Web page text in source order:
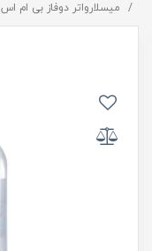
ميسلارواتر دوفاز بی ام اس